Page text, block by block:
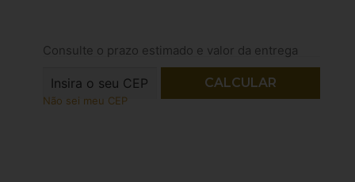
Consulte o prazo estimado e valor da entrega
Não sei meu CEP